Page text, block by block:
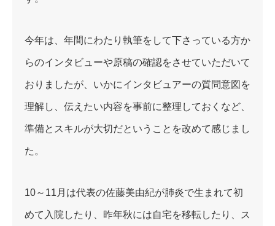
今年は、年間にわたり執筆をして下さっている方か
らのインタビューや原稿の確認をさせていただいて
おりましたが、いかにインタビュアーの質問意図を
理解し、伝えたい内容を事前に整理しておくなど、
準備とスキルが大切だということを改めて感じまし
た。
10～11月は代表の佐藤美由紀が肺炎で生まれて初
めて入院したり、昨年秋には自宅を移転したり、ス